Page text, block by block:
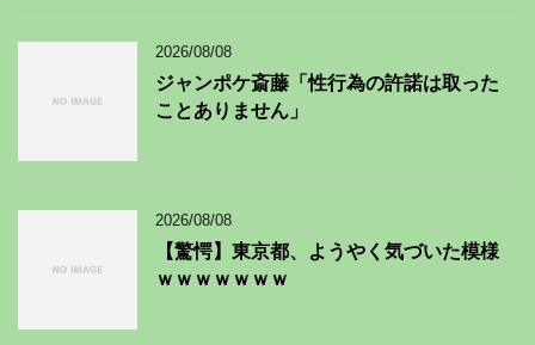
2026/08/08
ジャンポケ斎藤「性行為の許諾は取った
ことありません」
2026/08/08
【驚愕】東京都、ようやく気づいた模様
ｗｗｗｗｗｗｗ